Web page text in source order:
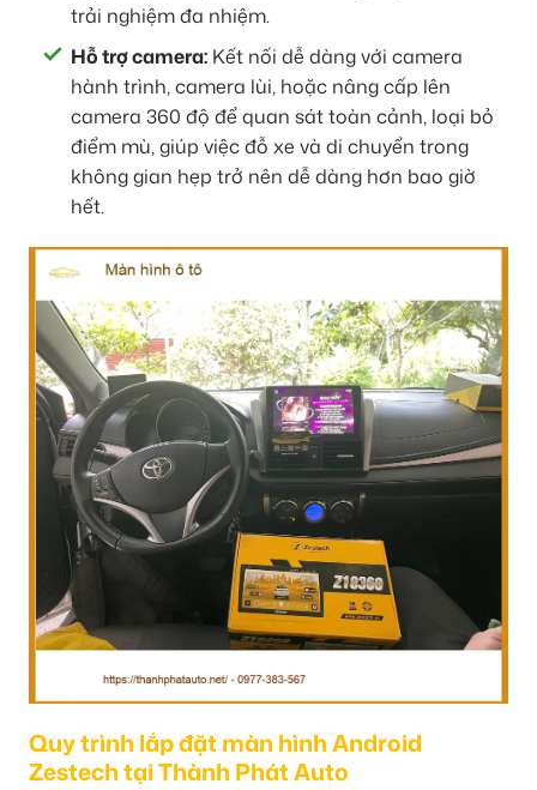
trải nghiệm đa nhiệm.
Hỗ trợ camera: Kết nối dễ dàng với camera
hành trình, camera lùi, hoặc nâng cấp lên
camera 360 độ để quan sát toàn cảnh, loại bỏ
điểm mù, giúp việc đỗ xe và di chuyển trong
không gian hẹp trở nên dễ dàng hơn bao giờ
hết.
Quy trình lắp đặt màn hình Android
Zestech tại Thành Phát Auto